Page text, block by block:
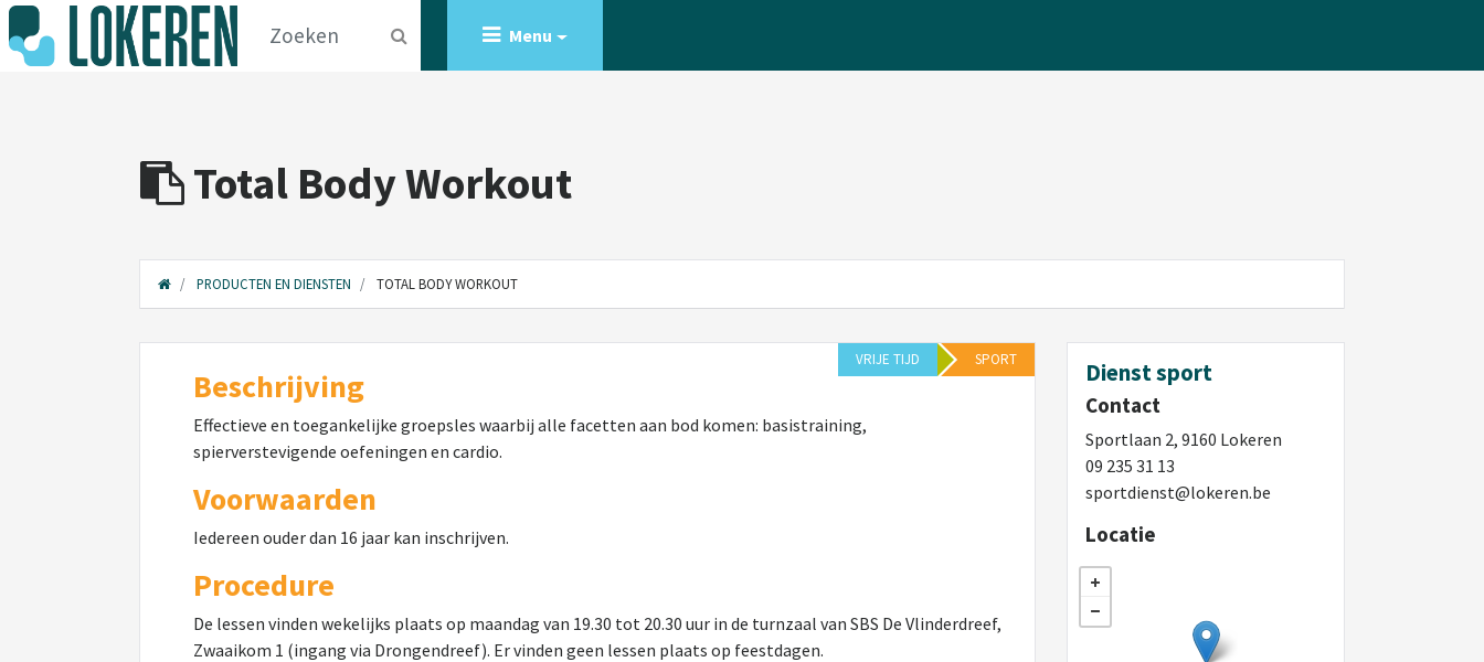
Menu
Total Body Workout
PRODUCTEN EN DIENSTEN TOTAL BODY WORKOUT
VRIJE TIJD SPORT
Beschrijving
Effectieve en toegankelijke groepsles waarbij alle facetten aan bod komen: basistraining,
spierverstevigende oefeningen en cardio.
Voorwaarden
Iedereen ouder dan 16 jaar kan inschrijven.
Procedure
De lessen vinden wekelijks plaats op maandag van 19.30 tot 20.30 uur in de turnzaal van SBS De Vlinderdreef,
Zwaaikom 1 (ingang via Drongendreef). Er vinden geen lessen plaats op feestdagen.
Dienst sport
Contact
Sportlaan 2, 9160 Lokeren
09 235 31 13
sportdienst@lokeren.be
Locatie